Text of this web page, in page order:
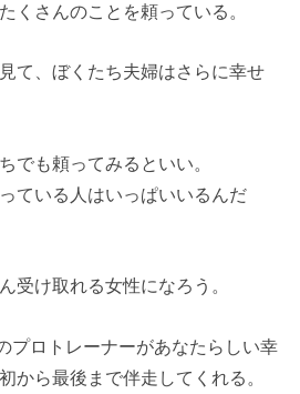
くさんのことを頼っている。
て、ぼくたち夫婦はさらに幸せ
でも頼ってみるといい。
ている人はいっぱいいるんだ
受け取れる女性になろう。
プロトレーナーがあなたらしい幸
から最後まで伴走してくれる。